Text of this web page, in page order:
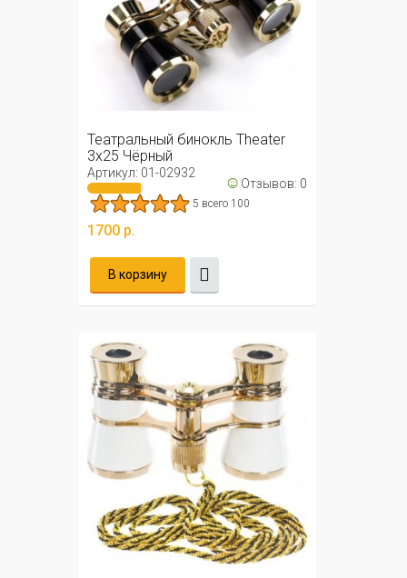
Театральный бинокль Theater
3x25 Чёрный
Артикул: 01-02932 ☺ Отзывов: 0
5 всего 100
1700 р.
В корзину